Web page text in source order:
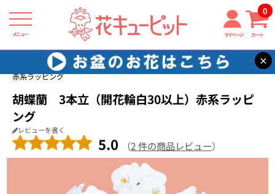
メニュー マイページ カート
0
×
花キューピット お祝い
【お祝い】胡蝶蘭 3本立（開花輪白30以上）
赤系ラッピング
胡蝶蘭 3本立（開花輪白30以上）赤系ラッピ
ング
レビューを書く
5.0 （2 件の商品レビュー）